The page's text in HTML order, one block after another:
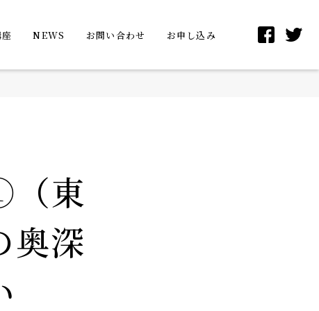
NEWS お問い合わせ お申し込み
（東
奥深